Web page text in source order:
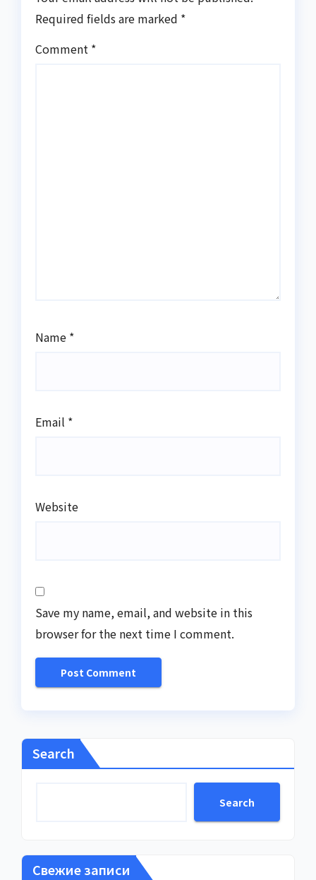
Required fields are marked *
Comment *
Name *
Email *
Website
Save my name, email, and website in this
browser for the next time I comment.
Search
Search
Свежие записи